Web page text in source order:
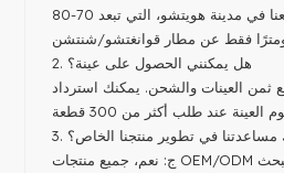
دونغقوان، ويقع مصنعنا في مدينة هويتشو، التي تبعد 70-80
2. هل يمكنني الحصول على عينة؟
ثمن العينات والشحن. يمكنك استرداد
مساعدتنا في تطوير منتجنا الخاص؟
ج: نعم، جميع منتجات OEM/ODM متوفرة. كما أن قسم البحث